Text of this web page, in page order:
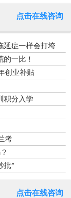
点击在线咨询
延症一样会打垮
一比！
创业补贴
积分入学
考
批”
点击在线咨询